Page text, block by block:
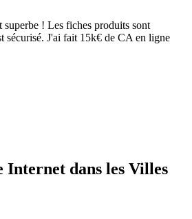
superbe ! Les fiches produits sont
sécurisé. J'ai fait 15k€ de CA en ligne
Internet dans les Villes